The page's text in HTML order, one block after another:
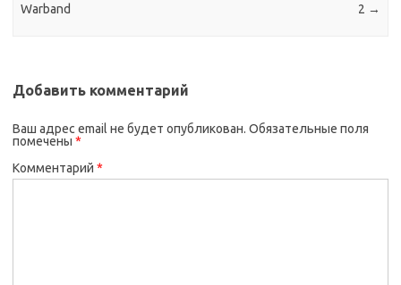
Warband
2 →
Добавить комментарий
Ваш адрес email не будет опубликован. Обязательные поля
помечены *
Комментарий *